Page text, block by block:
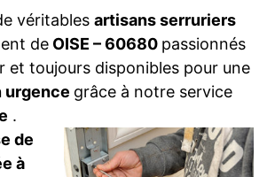
véritables artisans serruriers
de OISE – 60680 passionnés
et toujours disponibles pour une
urgence grâce à notre service
.
de
à